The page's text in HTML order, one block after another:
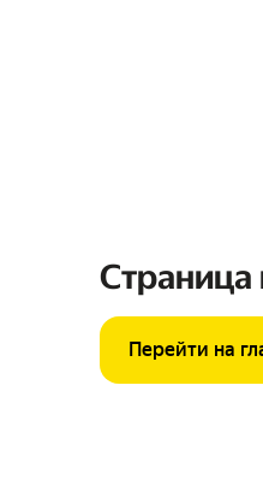
Страница
Перейти на